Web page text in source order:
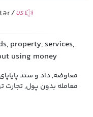
US
property, services,
using money
معاوضه, داد و ستد پایاپای,
معامله بدون پول, تجارت